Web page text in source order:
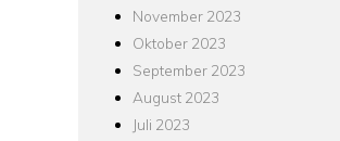
November 2023
Oktober 2023
September 2023
August 2023
Juli 2023